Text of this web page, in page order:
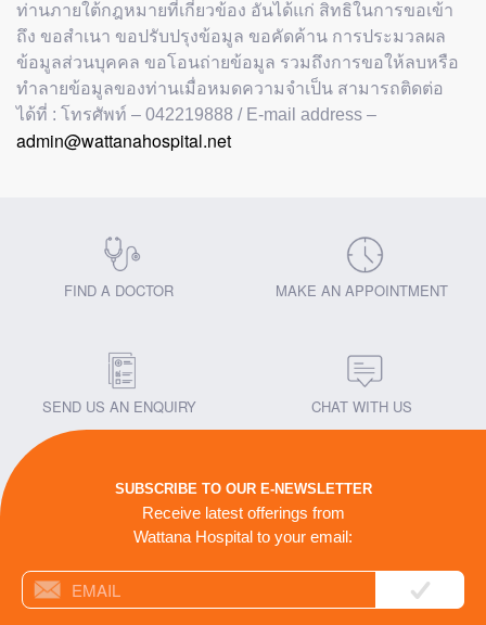
ท่านภายใต้กฎหมายที่เกี่ยวข้อง อันได้แก่ สิทธิในการขอเข้า
ถึง ขอสำเนา ขอปรับปรุงข้อมูล ขอคัดค้าน การประมวลผล
ข้อมูลส่วนบุคคล ขอโอนถ่ายข้อมูล รวมถึงการขอให้ลบหรือ
ทำลายข้อมูลของท่านเมื่อหมดความจำเป็น สามารถติดต่อ
ได้ที่ : โทรศัพท์ – 042219888 / E-mail address –
admin@wattanahospital.net
FIND A DOCTOR MAKE AN APPOINTMENT
SEND US AN ENQUIRY CHAT WITH US
SUBSCRIBE TO OUR E-NEWSLETTER
Receive latest offerings from
Wattana Hospital to your email: